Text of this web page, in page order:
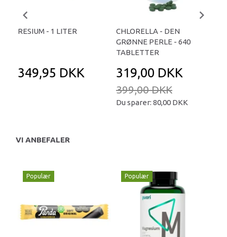
RESIUM - 1 LITER
349,95 DKK
CHLORELLA - DEN
GRØNNE PERLE - 640
TABLETTER
319,00 DKK
399,00 DKK
Du sparer: 80,00 DKK
VI ANBEFALER
Populær Populær